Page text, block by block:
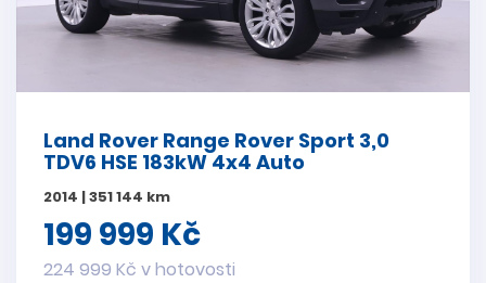
Land Rover Range Rover Sport 3,0
TDV6 HSE 183kW 4x4 Auto
2014 | 351 144 km
199 999 Kč
224 999 Kč v hotovosti